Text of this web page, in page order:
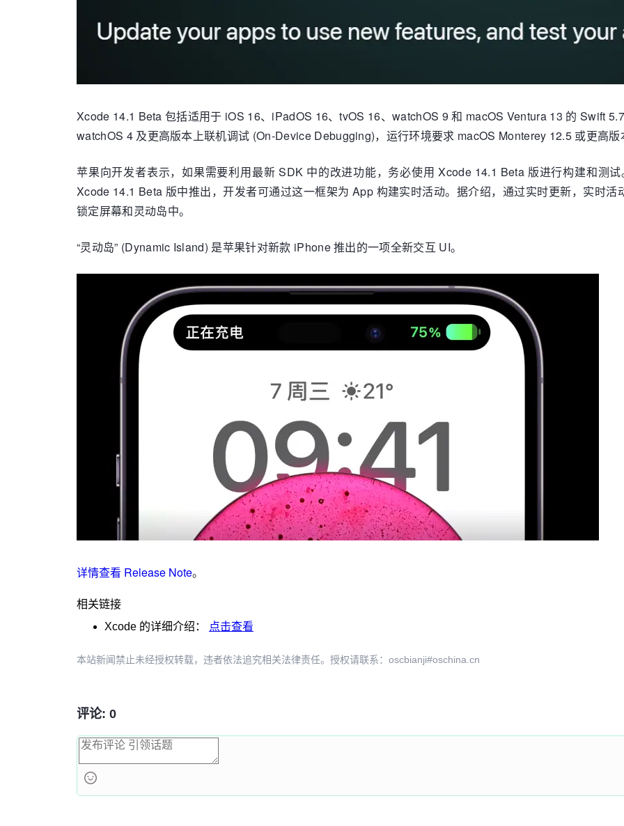
Xcode 14.1 Beta 包括适用于 iOS 16、iPadOS 16、tvOS 16、watchOS 9 和 macOS Ventura 13 的 Swift
watchOS 4 及更高版本上联机调试 (On-Device Debugging)，运行环境要求 macOS Monterey 12.5 或更高版
苹果向开发者表示，如果需要利用最新 SDK 中的改进功能，务必使用 Xcode 14.1 Beta 版进行构建和测
Xcode 14.1 Beta 版中推出，开发者可通过这一框架为 App 构建实时活动。据介绍，通过实时更新，实时
锁定屏幕和灵动岛中。
“灵动岛” (Dynamic Island) 是苹果针对新款 iPhone 推出的一项全新交互 UI。
详情查看 Release Note。
相关链接
Xcode 的详细介绍： 点击查看
本站新闻禁止未经授权转载，违者依法追究相关法律责任。授权请联系：oscbianji#oschina.cn
评论: 0